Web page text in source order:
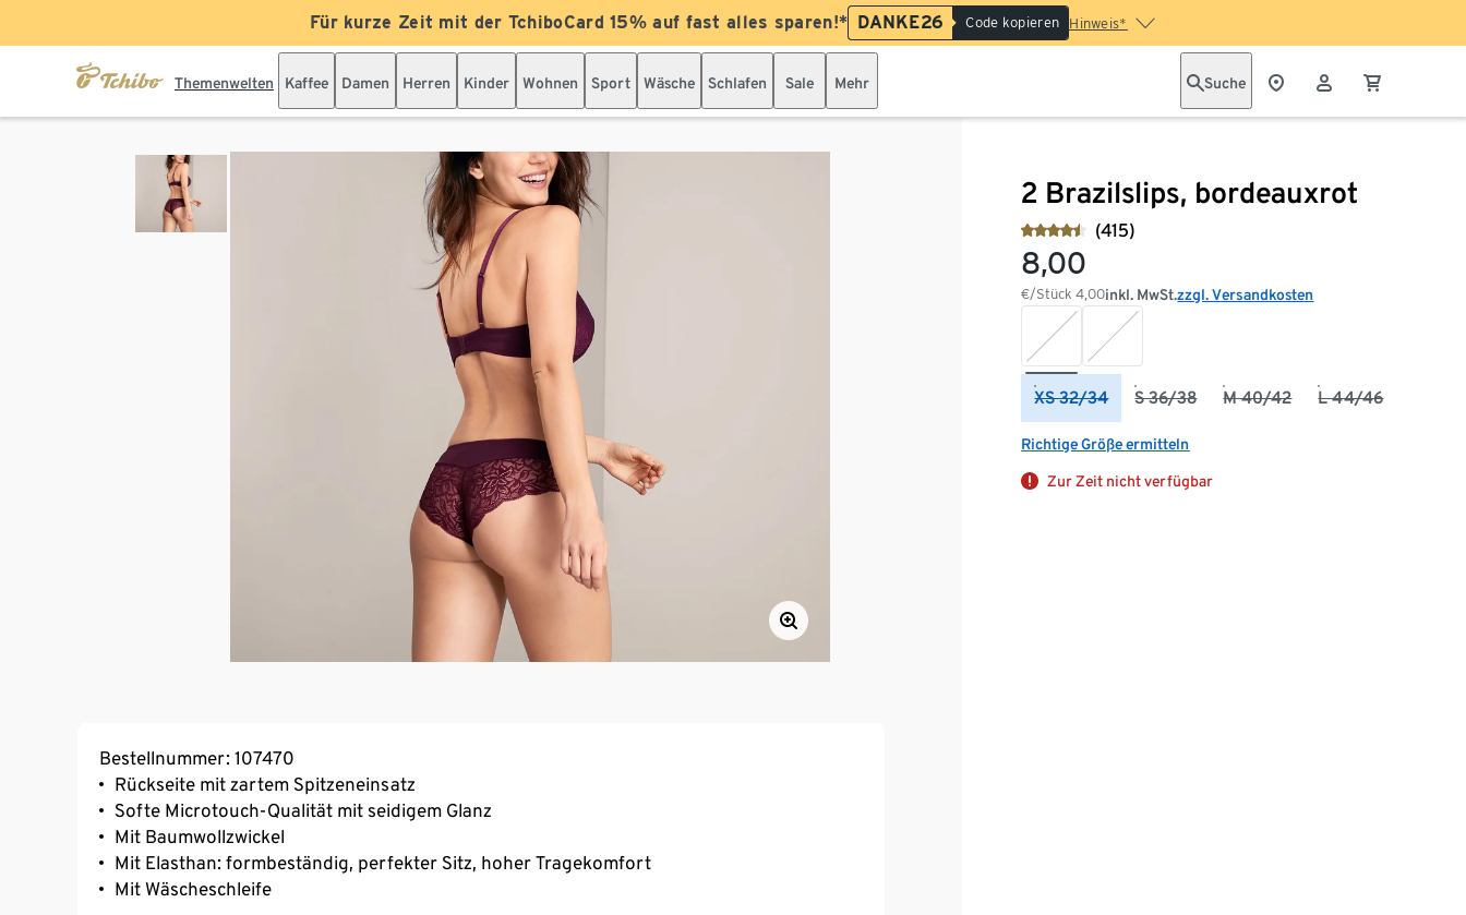
Für kurze Zeit mit der TchiboCard 15% auf fast alles sparen!* DANKE26 Code kopieren Hinweis*
Themenwelten Kaffee Damen Herren Kinder Wohnen Sport Wäsche Schlafen Sale Mehr Suche
2 Brazilslips, bordeauxrot
(415)
8,00
€/Stück4,00inkl. MwSt.zzgl. Versandkosten
XS 32/34 S 36/38 M 40/42 L 44/46
Richtige Größe ermitteln
Zur Zeit nicht verfügbar
Bestellnummer: 107470
Rückseite mit zartem Spitzeneinsatz
Softe Microtouch-Qualität mit seidigem Glanz
Mit Baumwollzwickel
Mit Elasthan: formbeständig, perfekter Sitz, hoher Tragekomfort
Mit Wäscheschleife